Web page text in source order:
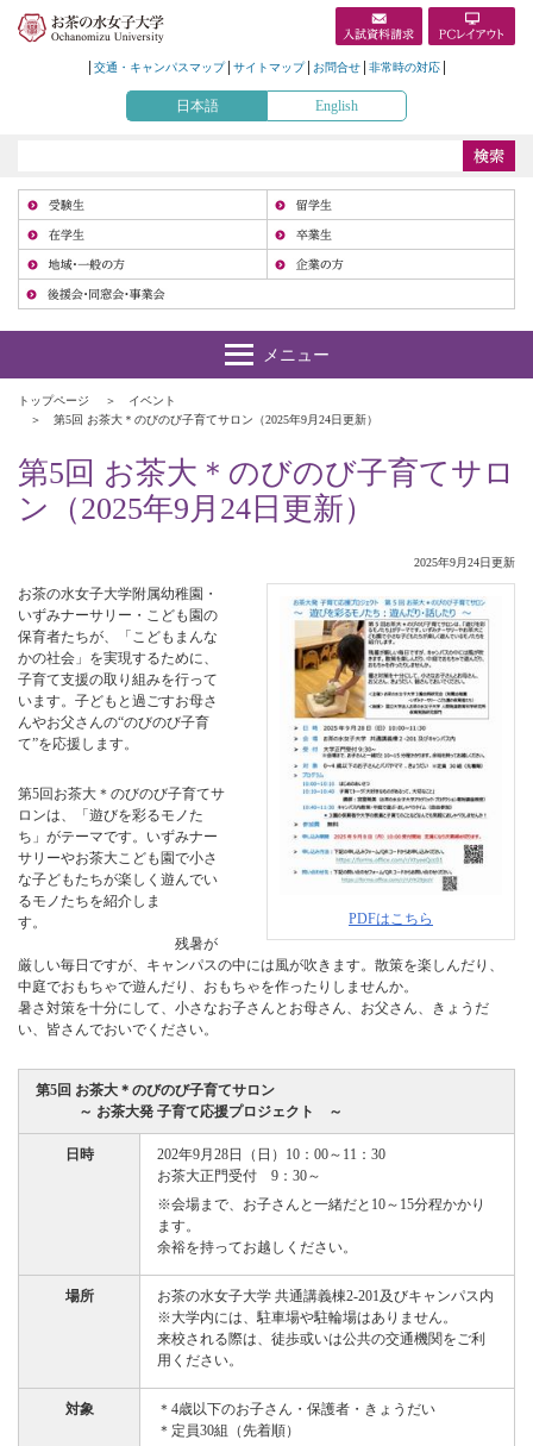
交通・キャンパスマップ サイトマップ お問合せ 非常時の対応
日本語 English
トップページ
イベント
第5回 お茶大＊のびのび子育てサロン（2025年9月24日更新）
第5回 お茶大＊のびのび子育てサロ
ン（2025年9月24日更新）
2025年9月24日更新
PDFはこちら
お茶の水女子大学附属幼稚園・
いずみナーサリー・こども園の
保育者たちが、「こどもまんな
かの社会」を実現するために、
子育て支援の取り組みを行って
います。子どもと過ごすお母さ
んやお父さんの“のびのび子育
て”を応援します。
第5回お茶大＊のびのび子育てサ
ロンは、「遊びを彩るモノた
ち」がテーマです。いずみナー
サリーやお茶大こども園で小さ
な子どもたちが楽しく遊んでい
るモノたちを紹介しま
す。
残暑が
厳しい毎日ですが、キャンパスの中には風が吹きます。散策を楽しんだり、
中庭でおもちゃで遊んだり、おもちゃを作ったりしませんか。
暑さ対策を十分にして、小さなお子さんとお母さん、お父さん、きょうだ
い、皆さんでおいでください。
第5回 お茶大＊のびのび子育てサロン
～ お茶大発 子育て応援プロジェクト ～
日時
202年9月28日（日）10：00～11：30
お茶大正門受付 9：30～
※会場まで、お子さんと一緒だと10～15分程かかり
ます。
余裕を持ってお越しください。
場所
お茶の水女子大学 共通講義棟2-201及びキャンパス内
※大学内には、駐車場や駐輪場はありません。
来校される際は、徒歩或いは公共の交通機関をご利
用ください。
対象
＊4歳以下のお子さん・保護者・きょうだい
＊定員30組（先着順）